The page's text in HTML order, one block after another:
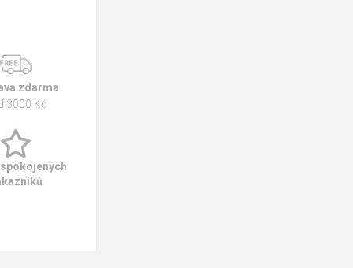
zdarma
3000 Kč